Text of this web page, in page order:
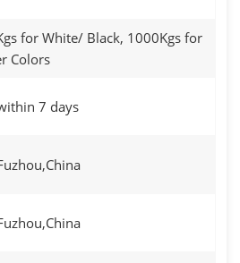
for White/ Black, 1000Kgs for
Colors
7 days